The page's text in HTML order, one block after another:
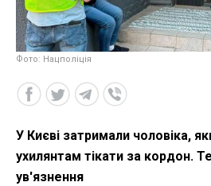
Фото: Нацполіція
У Києві затримали чоловіка,
ухилянтам тікати за кордон.
ув'язнення